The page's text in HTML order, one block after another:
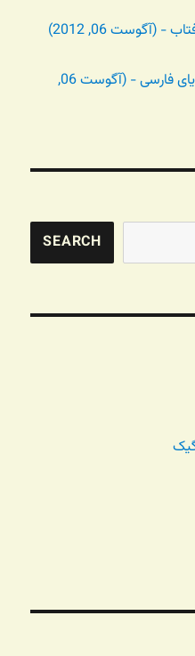
(آگوست 06, 2012)
بررسی نیروهای پشت ویکیپدیای فارسی - (آگوست 06,
SEARCH